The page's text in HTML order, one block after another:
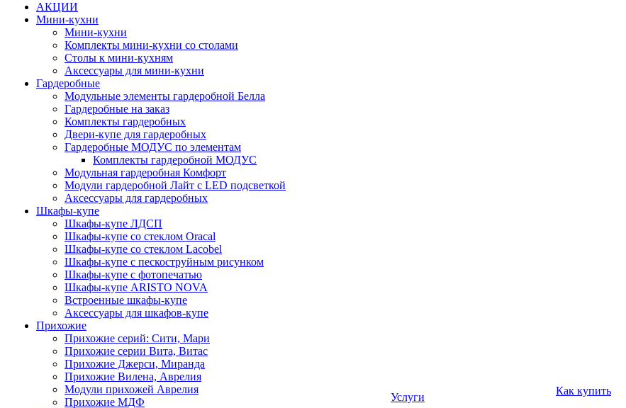
АКЦИИ
Мини-кухни
Мини-кухни
Комплекты мини-кухни со столами
Столы к мини-кухням
Аксессуары для мини-кухни
Гардеробные
Модульные элементы гардеробной Белла
Гардеробные на заказ
Комплекты гардеробных
Двери-купе для гардеробных
Гардеробные МОДУС по элементам
Комплекты гардеробной МОДУС
Модульная гардеробная Комфорт
Модули гардеробной Лайт с LED подсветкой
Аксессуары для гардеробных
Шкафы-купе
Шкафы-купе ЛДСП
Шкафы-купе со стеклом Oracal
Шкафы-купе со стеклом Lacobel
Шкафы-купе с пескоструйным рисунком
Шкафы-купе с фотопечатью
Шкафы-купе ARISTO NOVA
Встроенные шкафы-купе
Аксессуары для шкафов-купе
Прихожие
Прихожие серий: Сити, Мари
Прихожие серии Вита, Витас
Прихожие Джерси, Миранда
Прихожие Вилена, Аврелия
Модули прихожей Аврелия
Прихожие МДФ
Услуги
Как купить